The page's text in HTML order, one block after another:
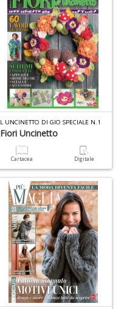
L UNCINETTO DI GIO SPECIALE N.1
Fiori Uncinetto
Cartacea Digitale